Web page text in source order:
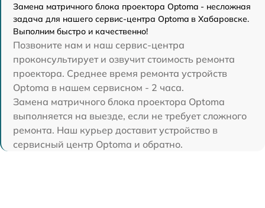
Замена матричного блока проектора Optoma - несложная
задача для нашего сервис-центра Optoma в Хабаровске.
Выполним быстро и качественно!
Позвоните нам и наш сервис-центра
проконсультирует и озвучит стоимость ремонта
проектора. Среднее время ремонта устройств
Optoma в нашем сервисном - 2 часа.
Замена матричного блока проектора Optoma
выполняется на выезде, если не требует сложного
ремонта. Наш курьер доставит устройство в
сервисный центр Optoma и обратно.